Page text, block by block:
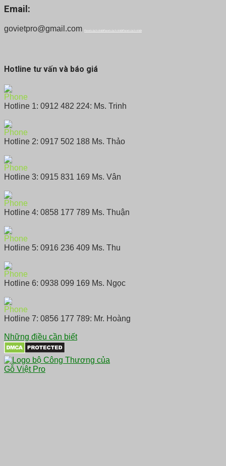
Email:
govietpro@gmail.com Panel cách nhiệtPanel cách nhiệtPanel cách nhiệt
Hotline tư vấn và báo giá
Hotline 1: 0912 482 224: Ms. Trinh
Hotline 2: 0917 502 188 Ms. Thảo
Hotline 3: 0915 831 169 Ms. Vân
Hotline 4: 0858 177 789 Ms. Thuận
Hotline 5: 0916 236 409 Ms. Thu
Hotline 6: 0938 099 169 Ms. Ngọc
Hotline 7: 0856 177 789: Mr. Hoàng
Những điều cần biết